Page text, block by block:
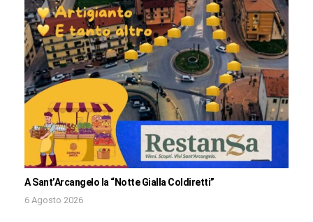
A Sant’Arcangelo la “Notte Gialla Coldiretti”
6 Agosto 2026